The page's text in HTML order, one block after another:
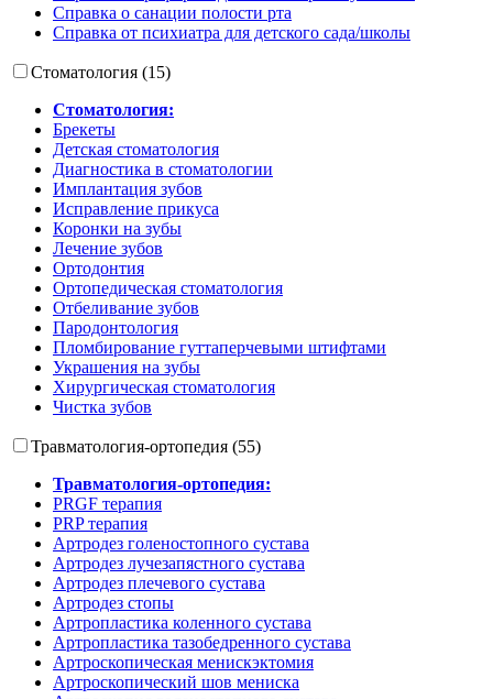
Справка о санации полости рта
Справка от психиатра для детского сада/школы
Стоматология (15)
Стоматология:
Брекеты
Детская стоматология
Диагностика в стоматологии
Имплантация зубов
Исправление прикуса
Коронки на зубы
Лечение зубов
Ортодонтия
Ортопедическая стоматология
Отбеливание зубов
Пародонтология
Пломбирование гуттаперчевыми штифтами
Украшения на зубы
Хирургическая стоматология
Чистка зубов
Травматология-ортопедия (55)
Травматология-ортопедия:
PRGF терапия
PRP терапия
Артродез голеностопного сустава
Артродез лучезапястного сустава
Артродез плечевого сустава
Артродез стопы
Артропластика коленного сустава
Артропластика тазобедренного сустава
Артроскопическая менискэктомия
Артроскопический шов мениска